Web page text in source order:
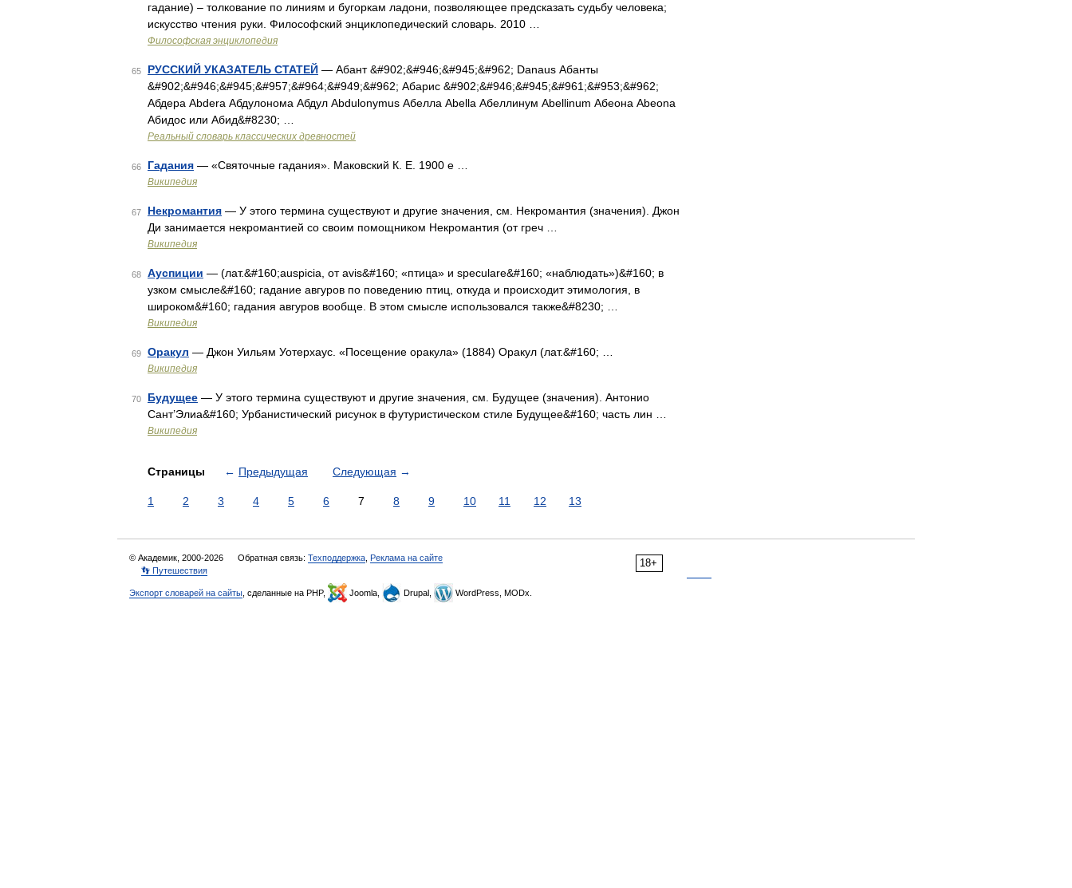
гадание) – толкование по линиям и бугоркам ладони, позволяющее предсказать судьбу человека;
искусство чтения руки. Философский энциклопедический словарь. 2010 …
Философская энциклопедия
65 РУССКИЙ УКАЗАТЕЛЬ СТАТЕЙ — Абант &#902;&#946;&#945;&#962; Danaus Абанты
&#902;&#946;&#945;&#957;&#964;&#949;&#962; Абарис &#902;&#946;&#945;&#961;&#953;&#962;
Абдера Abdera Абдулонома Абдул Abdulonymus Абелла Abella Абеллинум Abellinum Абеона Abeona
Абидос или Абид&#8230; …
Реальный словарь классических древностей
66 Гадания — «Святочные гадания». Маковский К. Е. 1900 е …
Википедия
67 Некромантия — У этого термина существуют и другие значения, см. Некромантия (значения). Джон
Ди занимается некромантией со своим помощником Некромантия (от греч …
Википедия
68 Ауспиции — (лат.&#160;auspicia, от avis&#160; «птица» и speculare&#160; «наблюдать»)&#160; в
узком смысле&#160; гадание авгуров по поведению птиц, откуда и происходит этимология, в
широком&#160; гадания авгуров вообще. В этом смысле использовался также&#8230; …
Википедия
69 Оракул — Джон Уильям Уотерхаус. «Посещение оракула» (1884) Оракул (лат.&#160; …
Википедия
70 Будущее — У этого термина существуют и другие значения, см. Будущее (значения). Антонио
Сант’Элиа&#160; Урбанистический рисунок в футуристическом стиле Будущее&#160; часть лин …
Википедия
Страницы ← Предыдущая Следующая →
1 2 3 4 5 6 7 8 9 10 11 12 13
18+
© Академик, 2000-2026 Обратная связь: Техподдержка Реклама на сайте
👣 Путешествия
Экспорт словарей на сайты , сделанные на PHP, Joomla, Drupal, WordPress, MODx.